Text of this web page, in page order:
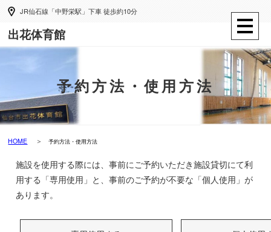
JR仙石線「中野栄駅」下車 徒歩約10分
出花体育館
予約方法・使用方法
HOME 予約方法・使用方法
施設を使用する際には、事前にご予約いただき施設貸切にて利
用する「専用使用」と、事前のご予約が不要な「個人使用」が
あります。